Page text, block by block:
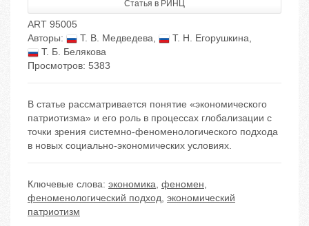
Статья в РИНЦ
ART 95005
Авторы:
Т. В. Медведева, Т. Н. Егорушкина,
Т. Б. Белякова
Просмотров: 5383
В статье рассматривается понятие «экономического
патриотизма» и его роль в процессах глобализации с
точки зрения системно-феноменологического подхода
в новых социально-экономических условиях.
Ключевые слова: экономика, феномен,
феноменологический подход, экономический
патриотизм